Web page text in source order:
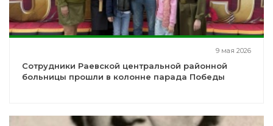
9 мая 2026
Сотрудники Раевской центральной районной
больницы прошли в колонне парада Победы